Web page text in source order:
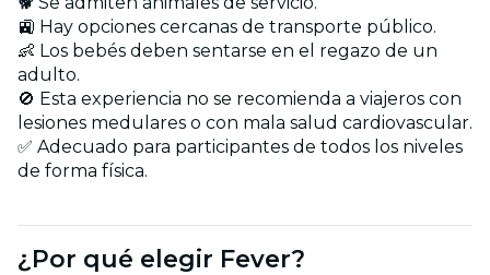
🚉 Hay opciones cercanas de transporte público.
👶 Los bebés deben sentarse en el regazo de un
adulto.
🚫 Esta experiencia no se recomienda a viajeros con
lesiones medulares o con mala salud cardiovascular.
✅ Adecuado para participantes de todos los niveles
de forma física.
¿Por qué elegir Fever?